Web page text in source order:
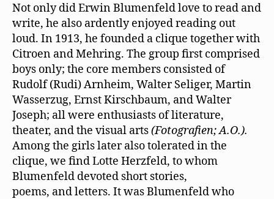
Not only did Erwin Blumenfeld love to read and
write, he also ardently enjoyed reading out
loud. In 1913, he founded a clique together with
Citroen and Mehring. The group ﬁrst comprised
boys only; the core members consisted of
Rudolf (Rudi) Arnheim, Walter Seliger, Martin
Wasserzug, Ernst Kirschbaum, and Walter
Joseph; all were enthusiasts of literature,
theater, and the visual arts(Fotografien; A.O.).
Among the girls later also tolerated in the
clique, we ﬁnd Lotte Herzfeld, to whom
Blumenfeld devoted short stories,
poems, and letters. It was Blumenfeld who